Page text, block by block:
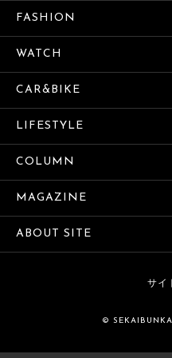
FASHION
WATCH
CAR&BIKE
LIFESTYLE
COLUMN
MAGAZINE
ABOUT SITE
サイ
©